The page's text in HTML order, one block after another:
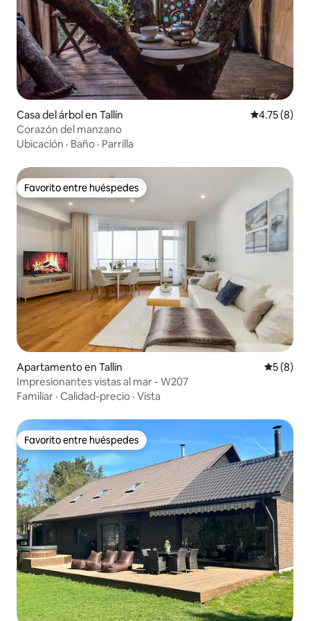
Casa del árbol en Tallín Calificación
4.75 (8)
Corazón del manzano
Ubicación · Baño · Parrilla
Favorito entre huéspedes
Favorito entre huéspedes
Apartamento en Tallín
5 (8)
Impresionantes vistas al mar - W207
Familiar · Calidad-precio · Vista
Favorito entre huéspedes
Favorito entre huéspedes